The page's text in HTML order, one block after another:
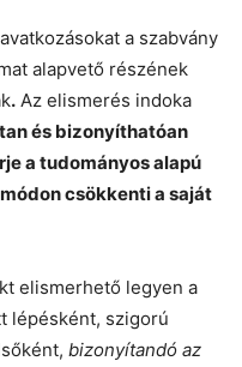
a szabvány
alapvető részének
. Az elismerés indoka
és bizonyíthatóan
a tudományos alapú
csökkenti a saját
elismerhető legyen a
lépésként, szigorú
bizonyítandó az